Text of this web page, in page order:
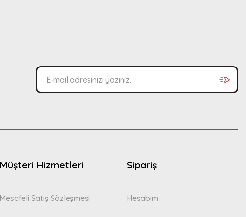
Müşteri Hizmetleri
Mesafeli Satış Sözleşmesi
Sipariş
Hesabım